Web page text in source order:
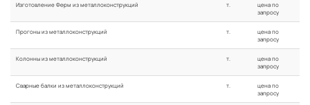
Изготовление Ферм из металлоконструкций т.
цена по
запросу
Прогоны из металлоконструкций т.
цена по
запросу
Колонны из металлоконструкций т.
цена по
запросу
Сварные балки из металлоконструкций т.
цена по
запросу